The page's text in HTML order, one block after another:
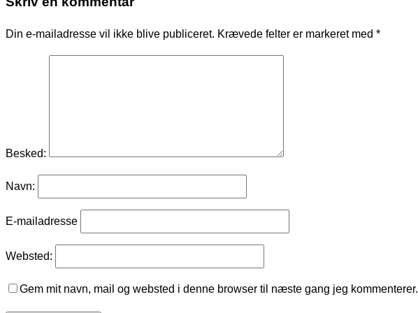
Din e-mailadresse vil ikke blive publiceret. Krævede felter er markeret med *
Besked:
Navn:
E-mailadresse
Websted:
Gem mit navn, mail og websted i denne browser til næste gang jeg kommenterer.